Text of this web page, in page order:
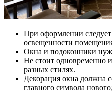
При оформлении следует
освещенности
Окна и подоконники
Не стоит одновременно
разных стилях.
Декорация окна должна
главного символа